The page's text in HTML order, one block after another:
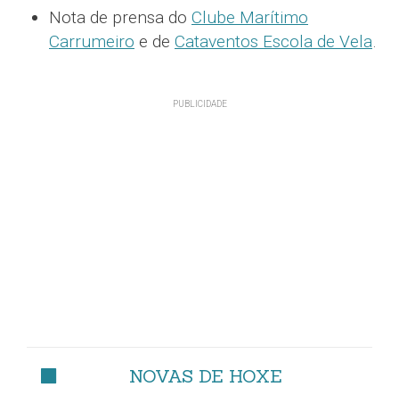
Nota de prensa do Clube Marítimo
Carrumeiro e de Cataventos Escola de Vela
NOVAS DE HOXE